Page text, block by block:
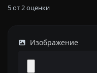
5от2оценки
Изображение